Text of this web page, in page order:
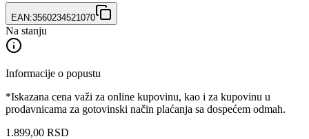
EAN:3560234521070
Na stanju
Informacije o popustu
*Iskazana cena važi za online kupovinu, kao i za kupovinu u
prodavnicama za gotovinski način plaćanja sa dospećem odmah.
1.899,00 RSD